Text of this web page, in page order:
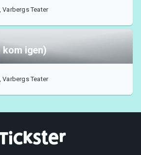
Varbergs Teater
kom igen)
Varbergs Teater